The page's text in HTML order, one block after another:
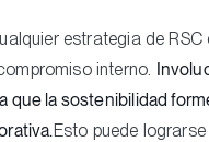
estrategia de RSC
interno.
que la sostenibilidad
Esto puede